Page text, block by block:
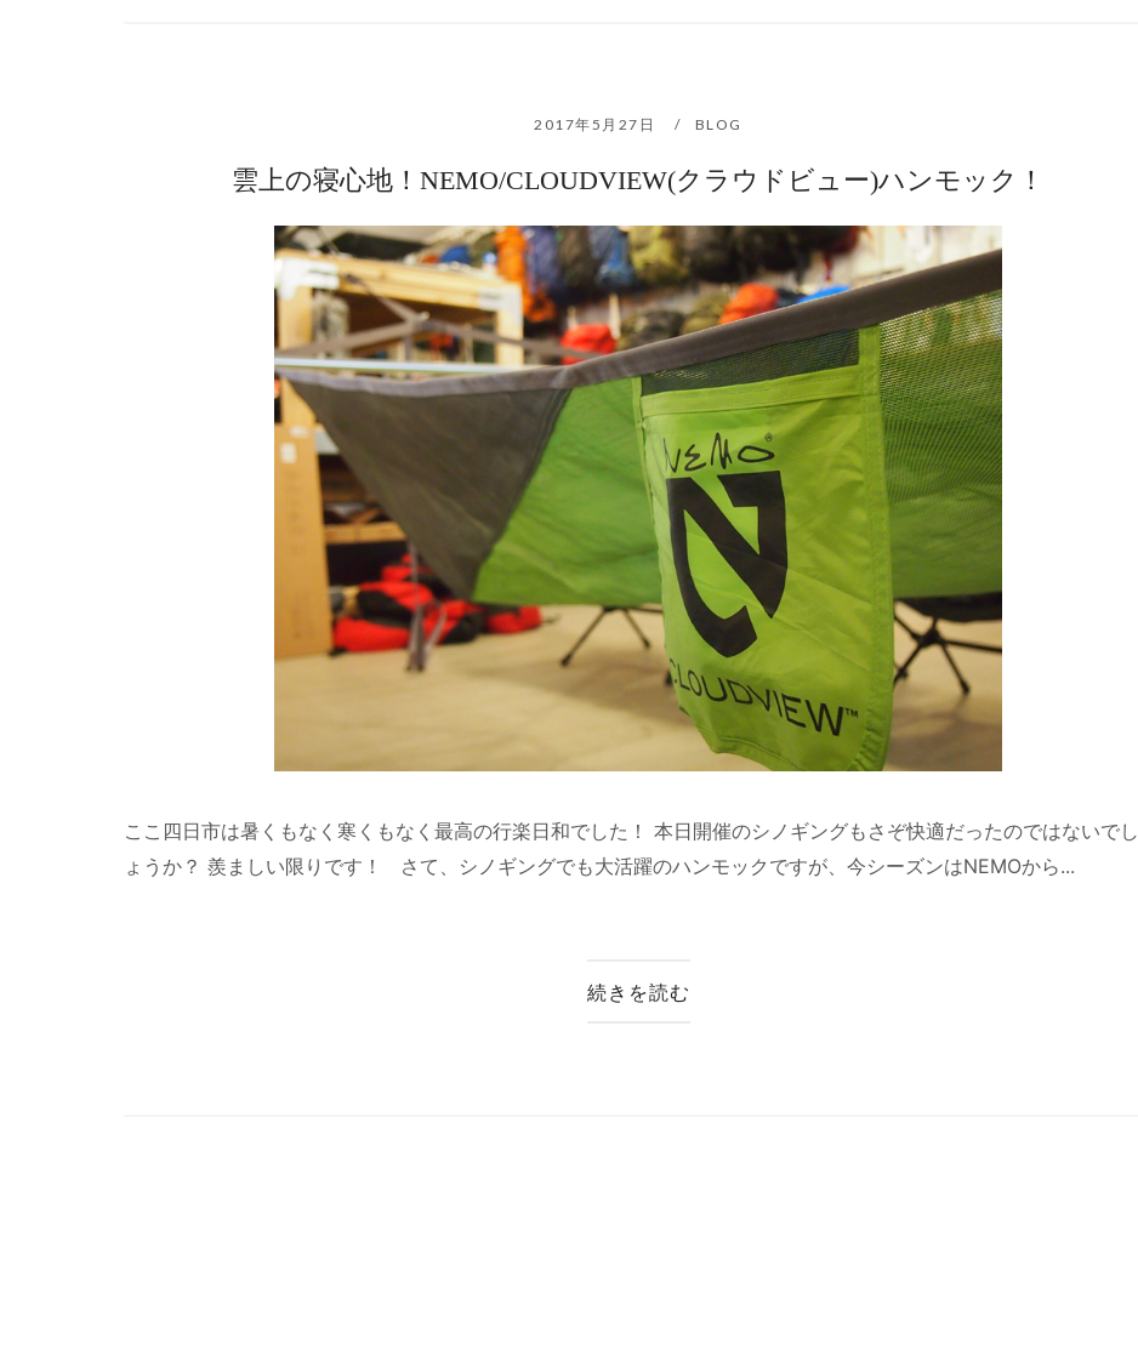
2017年5月27日 BLOG
雲上の寝心地！NEMO/CLOUDVIEW(クラウドビュー)ハンモック！
ここ四日市は暑くもなく寒くもなく最高の行楽日和でした！ 本日開催のシノギングもさぞ快適だったのではないでし
ょうか？ 羨ましい限りです！ さて、シノギングでも大活躍のハンモックですが、今シーズンはNEMOから...
続きを読む